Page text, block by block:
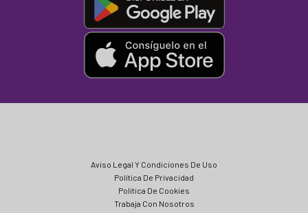
Aviso Legal Y Condiciones De Uso
Política De Privacidad
Política De Cookies
Trabaja Con Nosotros